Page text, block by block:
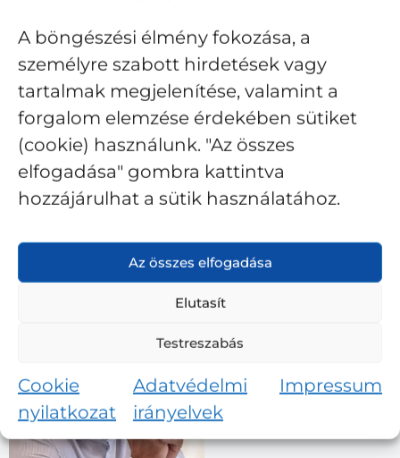
A böngészési élmény fokozása, a
személyre szabott hirdetések vagy
tartalmak megjelenítése, valamint a
forgalom elemzése érdekében sütiket
(cookie) használunk. "Az összes
elfogadása" gombra kattintva
hozzájárulhat a sütik használatához.
Az összes elfogadása
Elutasít
Testreszabás
Cookie
nyilatkozat
Adatvédelmi
irányelvek
Impressum
fekete tökéletes választás.
A tálalóbogrács0,8 literes méretben is kapható, igy
ki lehet választani ki mekkora bográcsot szeretne,
neki és családjának, esetleg baráti társaságnak
mekkora méretű tálalóbográcsra van szüksége.
STAUB ÉS BAJAI BOGRÁCS GYÁRI
GARANCIÁJA MELLETT,
MINŐSÉGET!